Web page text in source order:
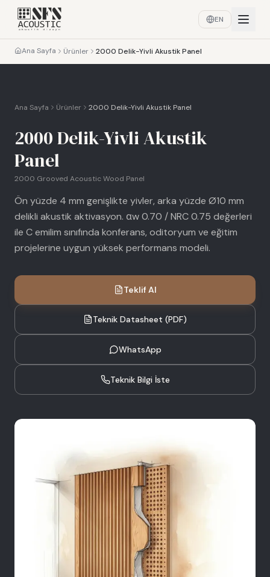
EN
Ana Sayfa Ürünler 2000 Delik-Yivli Akustik Panel
Ana Sayfa Ürünler 2000 Delik-Yivli Akustik Panel
2000 Delik-Yivli Akustik
Panel
2000 Grooved Acoustic Wood Panel
Ön yüzde 4 mm genişlikte yivler, arka yüzde Ø10 mm
delikli akustik aktivasyon. αw 0.70 / NRC 0.75 değerleri
ile C emilim sınıfında konferans, oditoryum ve eğitim
projelerine uygun yüksek performans modeli.
Teklif Al
Teknik Datasheet (PDF)
WhatsApp
Teknik Bilgi İste